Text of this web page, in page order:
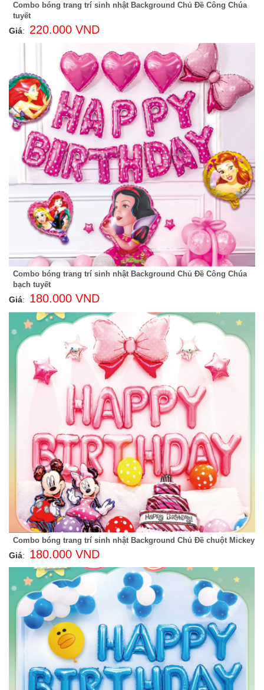
Combo bóng trang trí sinh nhật Background Chủ Đề Công Chúa
tuyết
Giá: 220.000 VND
Combo bóng trang trí sinh nhật Background Chủ Đề Công Chúa
bạch tuyết
Giá: 180.000 VND
Combo bóng trang trí sinh nhật Background Chủ Đề chuột Mickey
Giá: 180.000 VND